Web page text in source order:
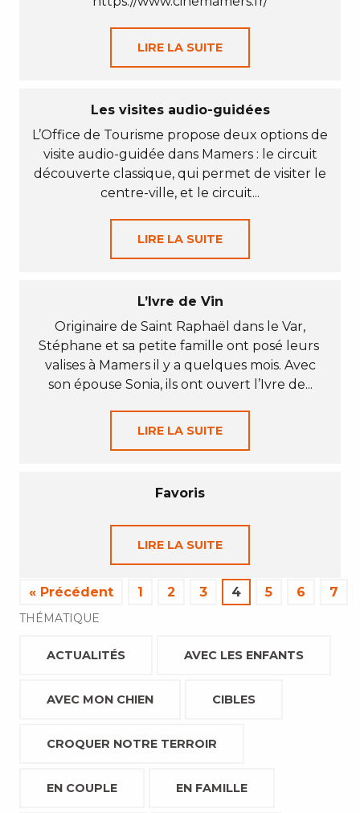
LIRE LA SUITE
Les visites audio-guidées
L’Office de Tourisme propose deux options de
visite audio-guidée dans Mamers : le circuit
découverte classique, qui permet de visiter le
centre-ville, et le circuit...
LIRE LA SUITE
L’Ivre de Vin
Originaire de Saint Raphaël dans le Var,
Stéphane et sa petite famille ont posé leurs
valises à Mamers il y a quelques mois. Avec
son épouse Sonia, ils ont ouvert l’Ivre de...
LIRE LA SUITE
Favoris
LIRE LA SUITE
« Précédent 1 2 3 4 5 6 7
THÉMATIQUE
ACTUALITÉS AVEC LES ENFANTS
AVEC MON CHIEN CIBLES
CROQUER NOTRE TERROIR
EN COUPLE EN FAMILLE